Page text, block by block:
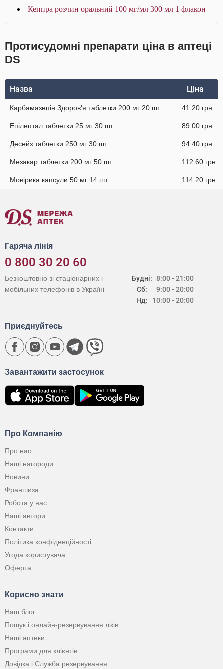
Кеппра розчин оральний 100 мг/мл 300 мл 1 флакон
Протисудомні препарати ціна в аптеці
DS
Назва Ціна
Карбамазепін Здоров'я таблетки 200 мг 20 шт 41.20 грн
Епілептал таблетки 25 мг 30 шт 89.00 грн
Десейз таблетки 250 мг 30 шт 94.40 грн
Мезакар таблетки 200 мг 50 шт 112.60 грн
Мовірика капсули 50 мг 14 шт 114.20 грн
Гаряча лінія
0 800 30 20 60
Будні:
Сб:
Нд:
8:00 - 21:00
9:00 - 20:00
10:00 - 20:00
Безкоштовно зі стаціонарних і
мобільних телефонів в Україні
Про Компанію
Про нас
Наші нагороди
Новини
Франшиза
Робота у нас
Наші автори
Контакти
Політика конфіденційності
Угода користувача
Оферта
Корисно знати
Наш блог
Пошук і онлайн-резервування ліків
Наші аптеки
Програми для клієнтів
Довідка і Служба резервування
Завантажити застосунок
Приєднуйтесь